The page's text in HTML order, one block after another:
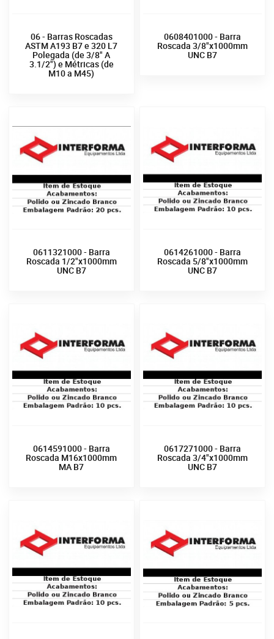
06 - Barras Roscadas
ASTM A193 B7 e 320 L7
Polegada (de 3/8" A
3.1/2") e Métricas (de
M10 a M45)
0608401000 - Barra
Roscada 3/8"x1000mm
UNC B7
0611321000 - Barra
Roscada 1/2"x1000mm
UNC B7
0614261000 - Barra
Roscada 5/8"x1000mm
UNC B7
0614591000 - Barra
Roscada M16x1000mm
MA B7
0617271000 - Barra
Roscada 3/4"x1000mm
UNC B7